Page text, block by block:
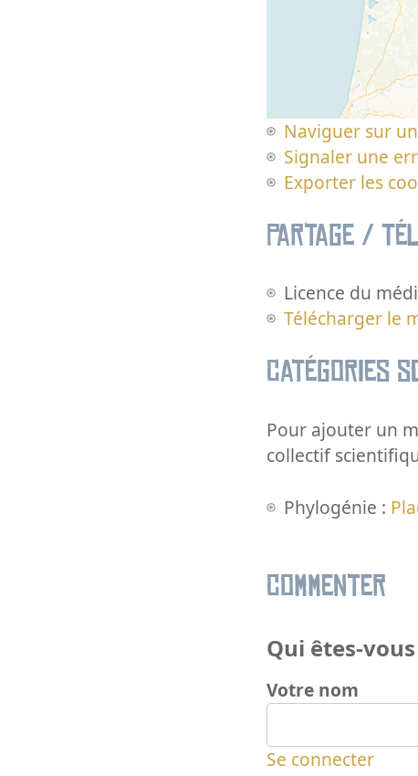
Naviguer sur
Signaler une
Exporter les
Partage /
Licence du
Télécharger le
Catégories
Pour ajouter un
collectif
Phylogénie :
Commenter
Qui êtes-vous
Votre nom
Se connecter